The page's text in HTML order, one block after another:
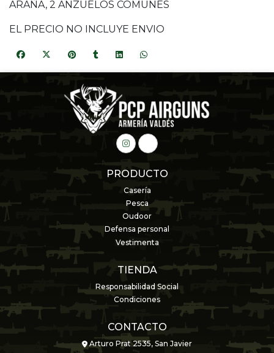
ARAÑA, 2 ANZUELOS COMUNES
EL PRECIO NO INCLUYE ENVIO
PRODUCTO
Casería
Pesca
Oudoor
Defensa personal
Vestimenta
TIENDA
Responsabilidad Social
Condiciones
CONTACTO
Arturo Prat 2535, San Javier